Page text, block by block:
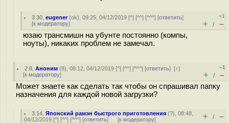
3.30 ,eugener(ok), 09:25, 04/12/2019 [^] [^^] [^^^] [ответить]
[к модератору]
+1
+ / –
юзаю трансмишн на убунте постоянно (компы,
ноуты), никаких проблем не замечал.
2.8 ,Аноним (8), 08:12, 04/12/2019 [^] [^^] [^^^] [ответить][↑]
[к модератору]
–1
+ / –
Может знаете как сделать так чтобы он спрашивал папку
назначения для каждой новой загрузки?
3.14 ,Японский рамэн быстрого приготовления (?), 08:48,
04/12/2019 [^] [^^] [^^^] [ответить] [к модератору] + / –